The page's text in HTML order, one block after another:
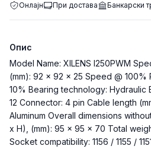
Онлајн
При достава Банкарски
Опис
Model Name: XILENS I250PWM
(mm): 92 x 92 x 25 Speed @
10% Bearing technology: Hydraulic
12 Connector: 4 pin Cable length
Aluminum Overall dimensions
x H), (mm): 95 x 95 x 70 Total
Socket compatibility: 1156 / 1155 /